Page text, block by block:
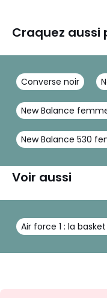
Craquez aussi
Converse noir
New Balance
New Balance 530
Voir aussi
Air force 1 : la